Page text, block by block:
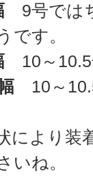
9号では
です。
10～10.5
10～
により装
いね。